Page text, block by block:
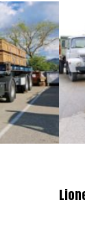
Lionel